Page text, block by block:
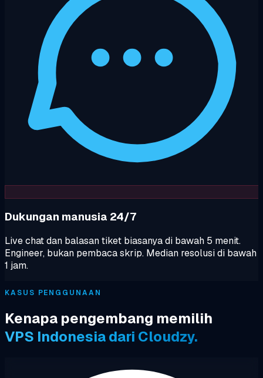
Dukungan manusia 24/7
Live chat dan balasan tiket biasanya di bawah 5 menit.
Engineer, bukan pembaca skrip. Median resolusi di bawah
1 jam.
KASUS PENGGUNAAN
Kenapa pengembang memilih
VPS Indonesia dari Cloudzy.